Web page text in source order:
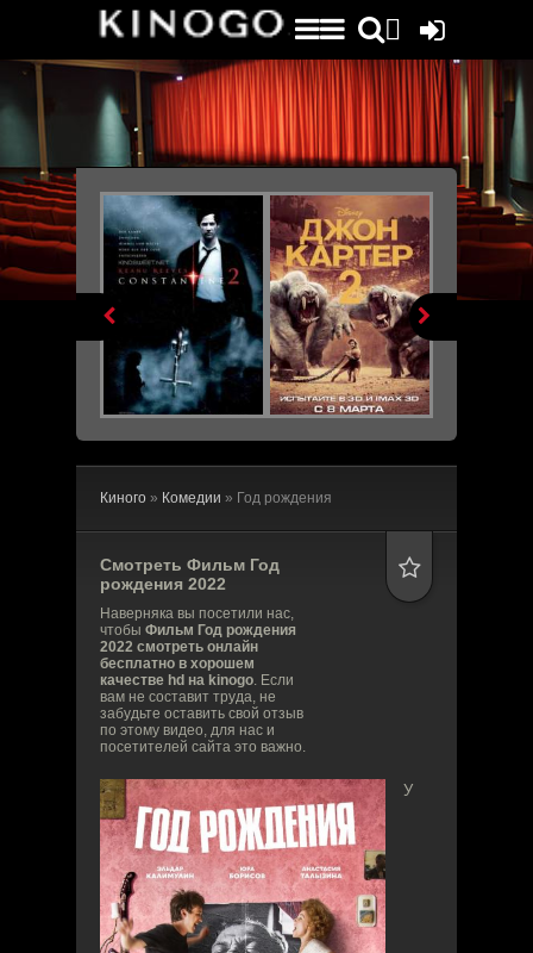
File engine/metagen.php not found.
 
Киного » Комедии » Год рождения
Смотреть Фильм Год
рождения 2022
Наверняка вы посетили нас,
чтобы Фильм Год рождения
2022 смотреть онлайн
бесплатно в хорошем
качестве hd на kinogo. Если
вам не составит труда, не
забудьте оставить свой отзыв
по этому видео, для нас и
посетителей сайта это важно.
У